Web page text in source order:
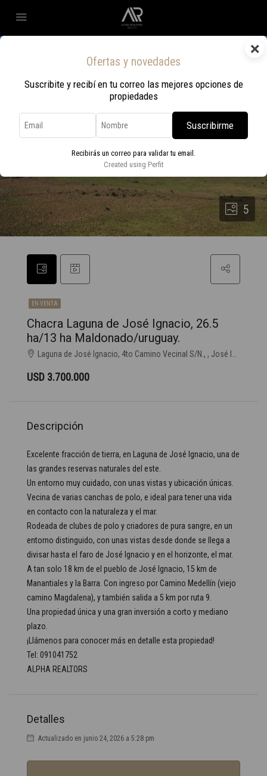
×
Ofertas y novedades
Suscribite y recibí en tu correo las mejores opciones de
propiedades
Suscribirme
Recibirás un correo para validar tu email.
Created using Perfit
5
EN VENTA
Chacra Laguna de José Ignacio, 26.5
ha/13 ha Maldonado/uruguay.
Laguna de José Ignacio, 4to Camino Vecinal S/N., , José Ignacio
USD 3.700.000
Descripción
Excelente fracción de tierra, en Laguna de José Ignacio, una de
las grandes reservas naturales del este.
Un entorno muy cuidado, con unas vistas y ubicación únicas.
Vecina de varias canchas de polo, e ideal para tener una vida
en contacto con la naturaleza y el mar.
Rodeada de clubes de polo y criadores de pura sangre, en un
entorno distinguido, con unas vistas desde donde se llega a
divisar hasta el faro de José Ignacio y en el horizonte, el mar.
A tan solo 18 km de el pueblo de José Ignacio, 15 km de
Manantiales y la Barra. Con ingreso por Camino Medellín (viejo
camino Magdalena), y también salida a 5 km por ruta 9.
Una propiedad única y una gran inversión a corto y mediano
plazo.
¡Llámenos para conocer más en detalle esta propiedad!
Tel: 091041752
ALPHA REALTORS
Detalles
Actualizado en junio 24, 2026 a 5:28 pm